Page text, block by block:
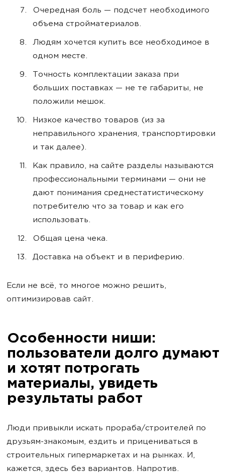
Очередная боль — подсчет необходимого
объема стройматериалов.
Людям хочется купить все необходимое в
одном месте.
Точность комплектации заказа при
больших поставках — не те габариты, не
положили мешок.
Низкое качество товаров (из за
неправильного хранения, транспортировки
и так далее).
Как правило, на сайте разделы называются
профессиональными терминами — они не
дают понимания среднестатистическому
потребителю что за товар и как его
использовать.
Общая цена чека.
Доставка на объект и в периферию.
Если не всё, то многое можно решить,
оптимизировав сайт.
Особенности ниши:
пользователи долго думают
и хотят потрогать
материалы, увидеть
результаты работ
Люди привыкли искать прораба/строителей по
друзьям-знакомым, ездить и прицениваться в
строительных гипермаркетах и на рынках. И,
кажется, здесь без вариантов. Напротив.